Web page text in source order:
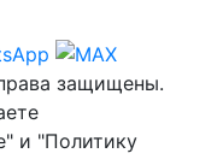
защищены.
и "Политику